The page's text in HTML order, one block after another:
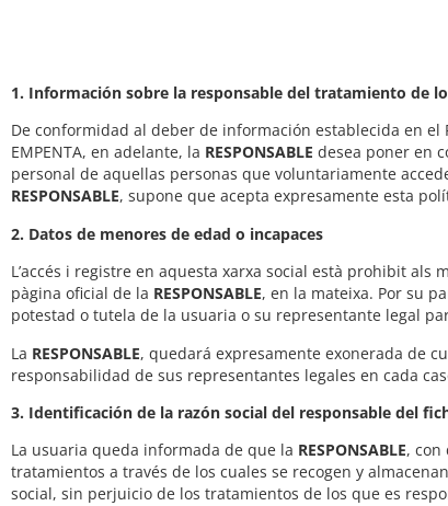
1. Información sobre la responsable del tratamiento de
De conformidad al deber de información establecida en el
EMPENTA, en adelante, la RESPONSABLE desea poner en
personal de aquellas personas que voluntariamente
RESPONSABLE, supone que acepta expresamente esta
2. Datos de menores de edad o incapaces
L’accés i registre en aquesta xarxa social està prohibit als
pàgina oficial de la RESPONSABLE, en la mateixa. Por su
potestad o tutela de la usuaria o su representante legal
La RESPONSABLE, quedará expresamente exonerada de
responsabilidad de sus representantes legales en cada
3. Identificación de la razón social del responsable del
La usuaria queda informada de que la RESPONSABLE, con
tratamientos a través de los cuales se recogen y
social, sin perjuicio de los tratamientos de los que es